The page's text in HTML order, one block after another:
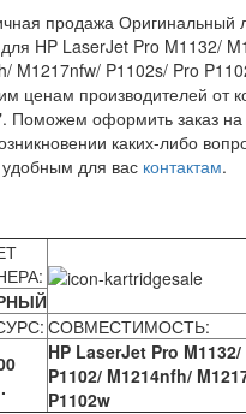
продажа Оригинальный
HP LaserJet Pro M1132/
M1217nfw/ P1102s/ Pro
ценам производителей
оформить заказ на
каких-либо
для вас контактам.
СОВМЕСТИМОСТЬ:
HP LaserJet Pro
P1102/ M1214nfh/
P1102w